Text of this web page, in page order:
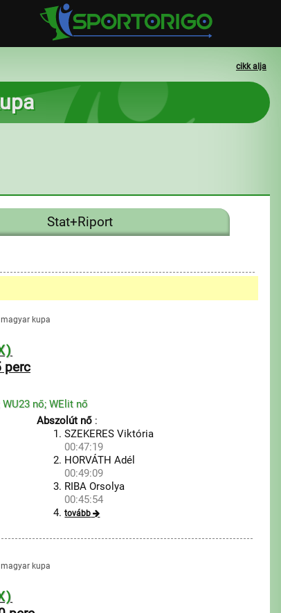
cikk alja
Stat+Riport
kupa
perc
nő; WElit nő
Abszolút nő :
SZEKERES Viktória
00:47:19
HORVÁTH Adél
00:49:09
RIBA Orsolya
00:45:54
tovább
kupa